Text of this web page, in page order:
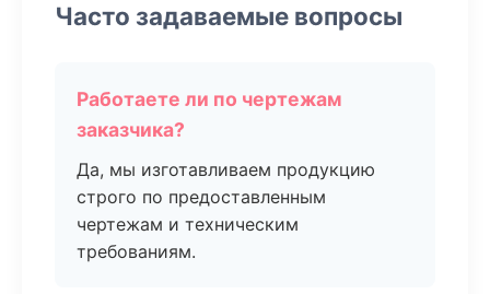
Часто задаваемые вопросы
Работаете ли по чертежам
заказчика?
Да, мы изготавливаем продукцию
строго по предоставленным
чертежам и техническим
требованиям.